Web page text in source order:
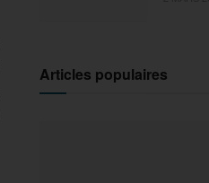
Articles populaires